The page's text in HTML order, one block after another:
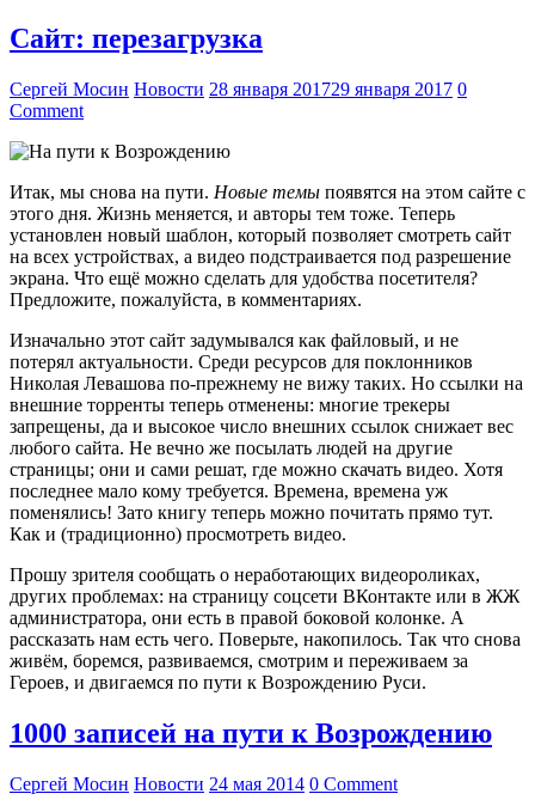
Сайт: перезагрузка
Сергей Мосин Новости 28 января 201729 января 2017 0
Comment
Итак, мы снова на пути. Новые темы появятся на этом сайте с
этого дня. Жизнь меняется, и авторы тем тоже. Теперь
установлен новый шаблон, который позволяет смотреть сайт
на всех устройствах, а видео подстраивается под разрешение
экрана. Что ещё можно сделать для удобства посетителя?
Предложите, пожалуйста, в комментариях.
Изначально этот сайт задумывался как файловый, и не
потерял актуальности. Среди ресурсов для поклонников
Николая Левашова по-прежнему не вижу таких. Но ссылки на
внешние торренты теперь отменены: многие трекеры
запрещены, да и высокое число внешних ссылок снижает вес
любого сайта. Не вечно же посылать людей на другие
страницы; они и сами решат, где можно скачать видео. Хотя
последнее мало кому требуется. Времена, времена уж
поменялись! Зато книгу теперь можно почитать прямо тут.
Как и (традиционно) просмотреть видео.
Прошу зрителя сообщать о неработающих видеороликах,
других проблемах: на страницу соцсети ВКонтакте или в ЖЖ
администратора, они есть в правой боковой колонке. А
рассказать нам есть чего. Поверьте, накопилось. Так что снова
живём, боремся, развиваемся, смотрим и переживаем за
Героев, и двигаемся по пути к Возрождению Руси.
1000 записей на пути к Возрождению
Сергей Мосин Новости 24 мая 2014 0 Comment